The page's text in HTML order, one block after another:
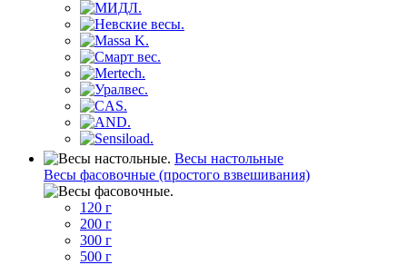
Весы настольные
Весы фасовочные (простого взвешивания)
120 г
200 г
300 г
500 г